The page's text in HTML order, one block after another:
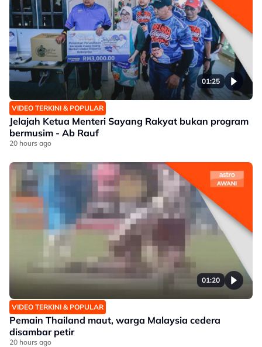
01:25
VIDEO TERKINI & POPULAR
Jelajah Ketua Menteri Sayang Rakyat bukan program
bermusim - Ab Rauf
20 hours ago
01:20
VIDEO TERKINI & POPULAR
Pemain Thailand maut, warga Malaysia cedera
disambar petir
20 hours ago